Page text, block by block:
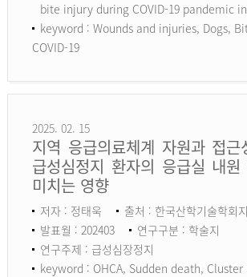
bite injury during COVID-19 pandemic
keyword : Wounds and injuries, Dogs,
COVID-19
2025. 02. 15
지역 응급의료체계 자원과 접
급성심정지 환자의 응급실 내
미치는 영향
저자 : 정태욱
출처 : 한국산학기술학회지
발표월 : 202403
연구구분 : 학술지
연구주제 : 급성심장정지
keyword : OHCA, Sudden death, Cluster